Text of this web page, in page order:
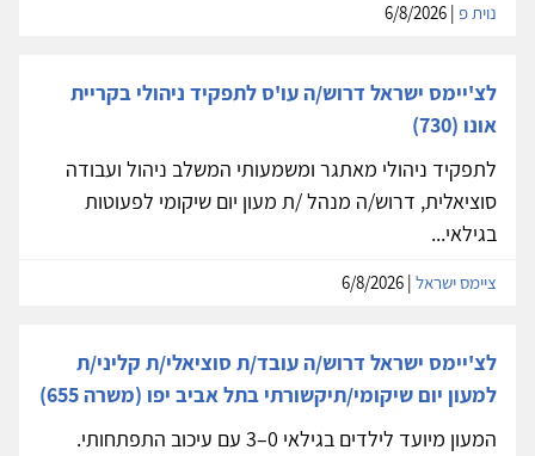
נוית פ
לצ'יימס ישראל דרוש/ה עו'ס לתפקיד ניהולי בקריית
אונו (730)
לתפקיד ניהולי מאתגר ומשמעותי המשלב ניהול ועבודה
סוציאלית, דרוש/ה מנהל /ת מעון יום שיקומי לפעוטות
בגילאי...
ציימס ישראל
לצ'יימס ישראל דרוש/ה עובד/ת סוציאלי/ת קליני/ת
למעון יום שיקומי/תיקשורתי בתל אביב יפו (משרה 655)
המעון מיועד לילדים בגילאי 0–3 עם עיכוב התפתחותי.